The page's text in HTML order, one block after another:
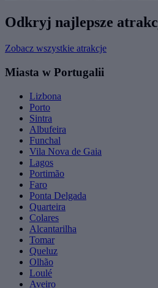
Odkryj najlepsze
Zobacz wszystkie atrakcje
Miasta w Portugalii
Lizbona
Porto
Sintra
Albufeira
Funchal
Vila Nova de Gaia
Lagos
Portimão
Faro
Ponta Delgada
Quarteira
Colares
Alcantarilha
Tomar
Queluz
Olhão
Loulé
Aveiro